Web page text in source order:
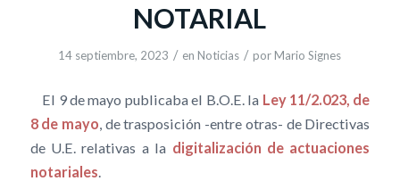
NOTARIAL
14 septiembre, 2023 / en Noticias / por Mario Signes
El 9 de mayo publicaba el B.O.E. la Ley 11/2.023, de
8 de mayo , de trasposición -entre otras- de Directivas
de U.E. relativas a la digitalización de actuaciones
notariales